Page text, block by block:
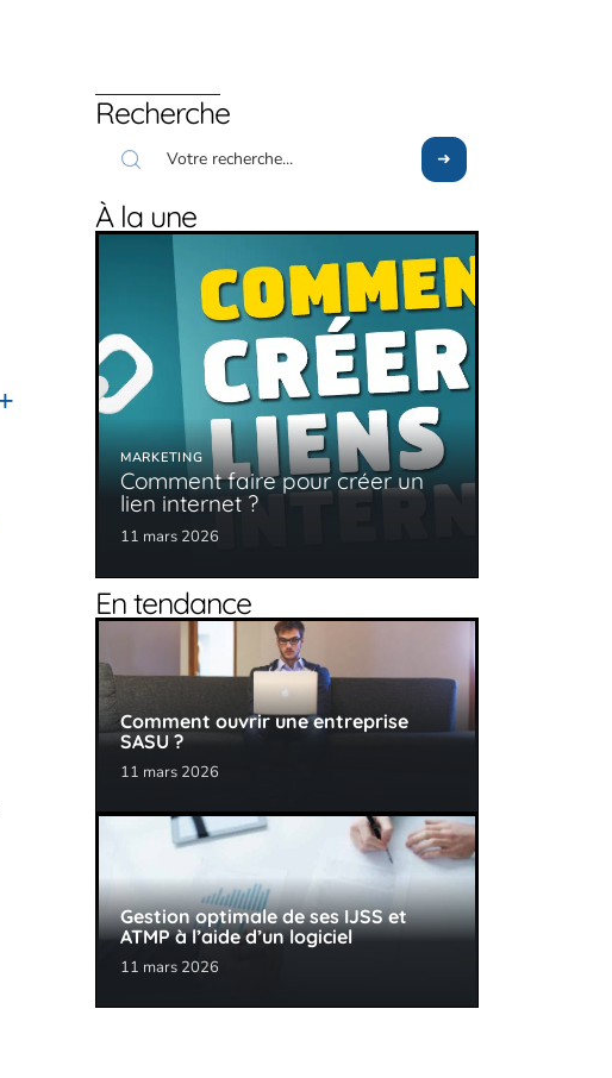
Recherche
À la une
MARKETING
Comment faire pour créer un
lien internet ?
11 mars 2026
En tendance
Comment ouvrir une entreprise
SASU ?
11 mars 2026
Gestion optimale de ses IJSS et
ATMP à l’aide d’un logiciel
11 mars 2026